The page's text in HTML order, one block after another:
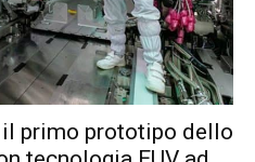
primo prototipo dello